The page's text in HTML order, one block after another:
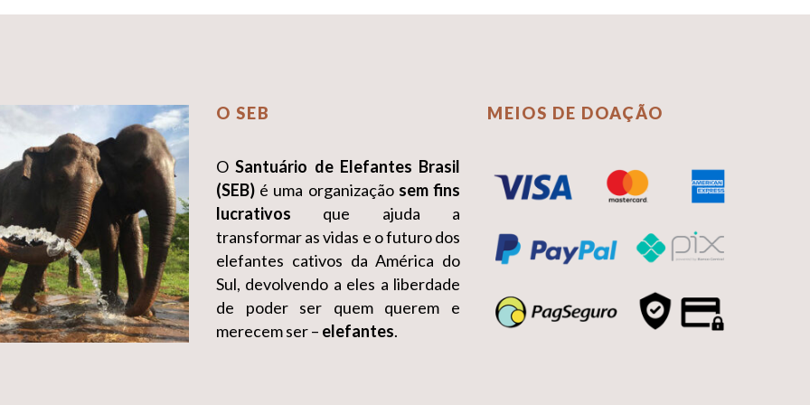
O SEB
OSantuário de Elefantes Brasil
(SEB) é uma organização sem fins
lucrativos que ajuda a
transformar as vidas e o futuro dos
elefantes cativos da América do
Sul, devolvendo a eles a liberdade
de poder ser quem querem e
merecem ser – elefantes.
MEIOS DE DOAÇÃO